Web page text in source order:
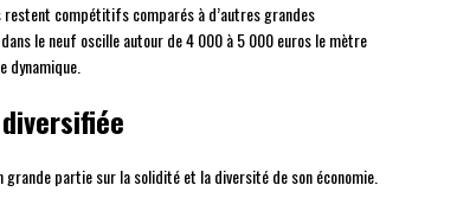
compétitifs comparés à d’autres grandes
dans le neuf oscille autour de 4 000 à 5 000 euros le mètre
partie sur la solidité et la diversité de son économie.